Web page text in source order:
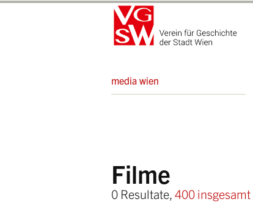
media wien
Filme
0 Resultate, 400 insgesamt